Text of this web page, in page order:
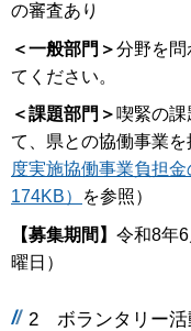
の審査あり
＜一般部門＞分野を問
てください。
＜課題部門＞ 喫緊の
て、県との協働事業
度実施協働事業負担
174KB）
を参照）
【募集期間】 令和8年
曜日）
2 ボランタリー活